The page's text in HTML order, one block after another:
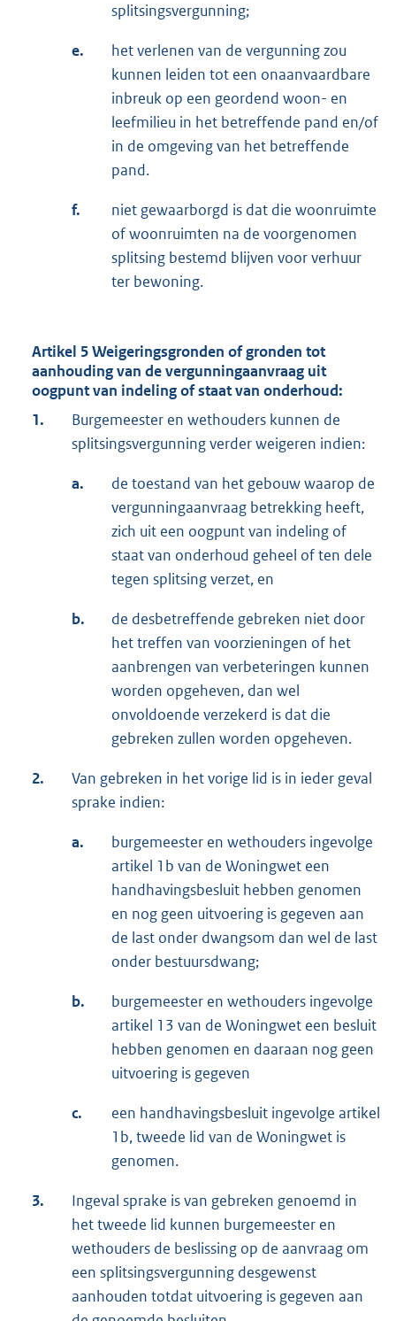
splitsingsvergunning;
e.
het verlenen van de vergunning zou
kunnen leiden tot een onaanvaardbare
inbreuk op een geordend woon- en
leefmilieu in het betreffende pand en/of
in de omgeving van het betreffende
pand.
f.
niet gewaarborgd is dat die woonruimte
of woonruimten na de voorgenomen
splitsing bestemd blijven voor verhuur
ter bewoning.
Artikel 5 Weigeringsgronden of gronden tot
aanhouding van de vergunningaanvraag uit
oogpunt van indeling of staat van onderhoud:
1.
Burgemeester en wethouders kunnen de
splitsingsvergunning verder weigeren indien:
a.
de toestand van het gebouw waarop de
vergunningaanvraag betrekking heeft,
zich uit een oogpunt van indeling of
staat van onderhoud geheel of ten dele
tegen splitsing verzet, en
b.
de desbetreffende gebreken niet door
het treffen van voorzieningen of het
aanbrengen van verbeteringen kunnen
worden opgeheven, dan wel
onvoldoende verzekerd is dat die
gebreken zullen worden opgeheven.
2.
Van gebreken in het vorige lid is in ieder geval
sprake indien:
a.
burgemeester en wethouders ingevolge
artikel 1b van de Woningwet een
handhavingsbesluit hebben genomen
en nog geen uitvoering is gegeven aan
de last onder dwangsom dan wel de last
onder bestuursdwang;
b.
burgemeester en wethouders ingevolge
artikel 13 van de Woningwet een besluit
hebben genomen en daaraan nog geen
uitvoering is gegeven
c.
een handhavingsbesluit ingevolge artikel
1b, tweede lid van de Woningwet is
genomen.
3.
Ingeval sprake is van gebreken genoemd in
het tweede lid kunnen burgemeester en
wethouders de beslissing op de aanvraag om
een splitsingsvergunning desgewenst
aanhouden totdat uitvoering is gegeven aan